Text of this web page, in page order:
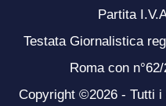
Partita
Testata Giornalistica
Roma con
Copyright ©2026 - Tutti